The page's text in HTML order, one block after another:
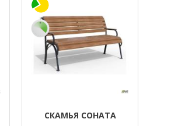
СКАМЬЯ СОНАТА